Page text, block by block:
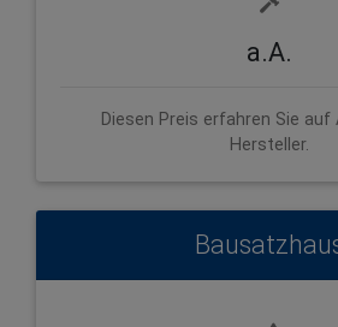
a.A.
Diesen Preis erfahren Sie auf
Hersteller.